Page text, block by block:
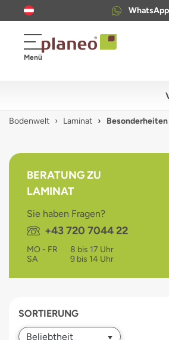
WhatsApp
Menü
Bodenwelt Laminat
BERATUNG ZU
LAMINAT
Sie haben Fragen?
Telefon:
+43 720 7044 22
MO - FR
8 bis 17 Uhr
SA
9 bis 14 Uhr
SORTIERUNG